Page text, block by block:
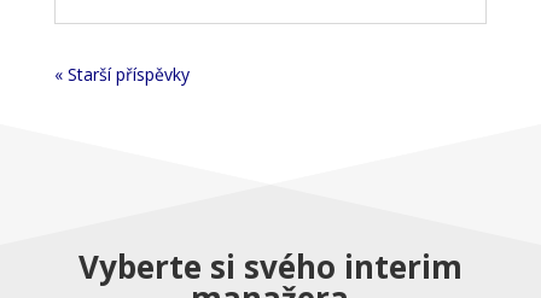
« Starší příspěvky
Vyberte si svého interim